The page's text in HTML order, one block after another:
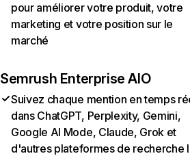
pour améliorer votre produit, votre
marketing et votre position sur le
marché
Semrush Enterprise AIO
Suivez chaque mention en temps
dans ChatGPT, Perplexity, Gemini,
Google AI Mode, Claude, Grok et
d'autres plateformes de recherche